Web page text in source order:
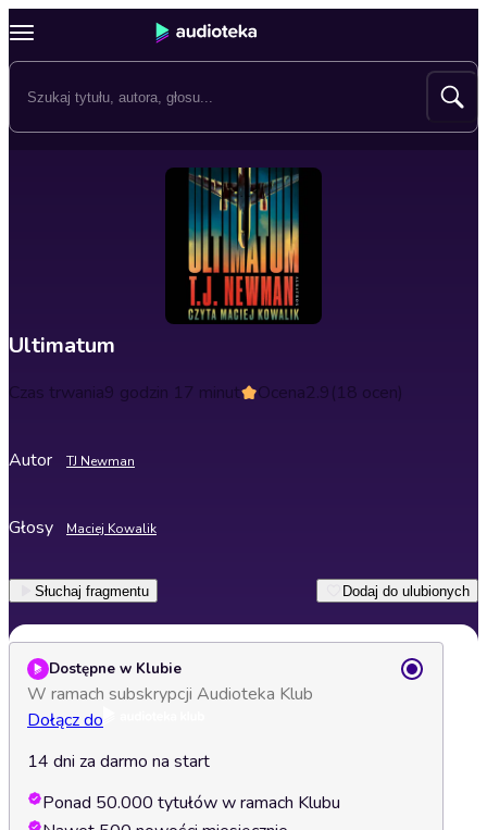
Ultimatum
Czas trwania9 godzin 17 minut Ocena2.9(18 ocen)
Autor TJ Newman
Głosy Maciej Kowalik
Słuchaj fragmentu Dodaj do ulubionych
Dostępne w Klubie
W ramach subskrypcji Audioteka Klub
Dołącz do
14 dni za darmo na start
Ponad 50.000 tytułów w ramach Klubu